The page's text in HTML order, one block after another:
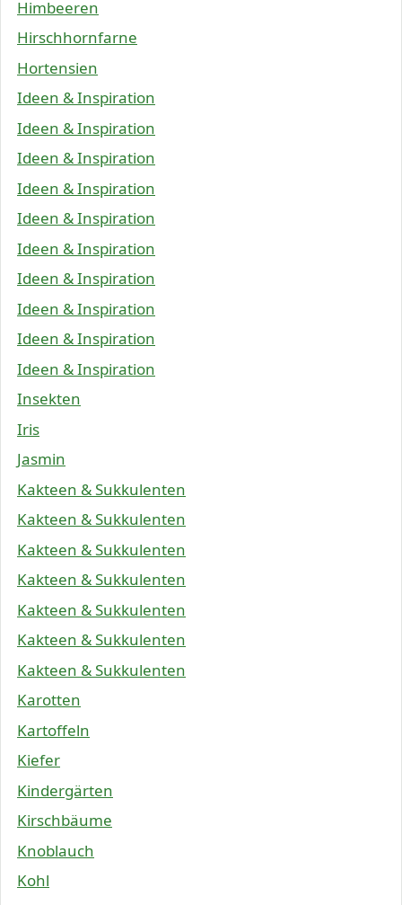
Himbeeren
Hirschhornfarne
Hortensien
Ideen & Inspiration
Ideen & Inspiration
Ideen & Inspiration
Ideen & Inspiration
Ideen & Inspiration
Ideen & Inspiration
Ideen & Inspiration
Ideen & Inspiration
Ideen & Inspiration
Ideen & Inspiration
Insekten
Iris
Jasmin
Kakteen & Sukkulenten
Kakteen & Sukkulenten
Kakteen & Sukkulenten
Kakteen & Sukkulenten
Kakteen & Sukkulenten
Kakteen & Sukkulenten
Kakteen & Sukkulenten
Karotten
Kartoffeln
Kiefer
Kindergärten
Kirschbäume
Knoblauch
Kohl